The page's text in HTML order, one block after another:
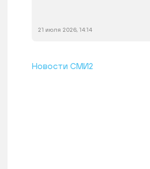
21 июля 2026, 14:14
Новости СМИ2